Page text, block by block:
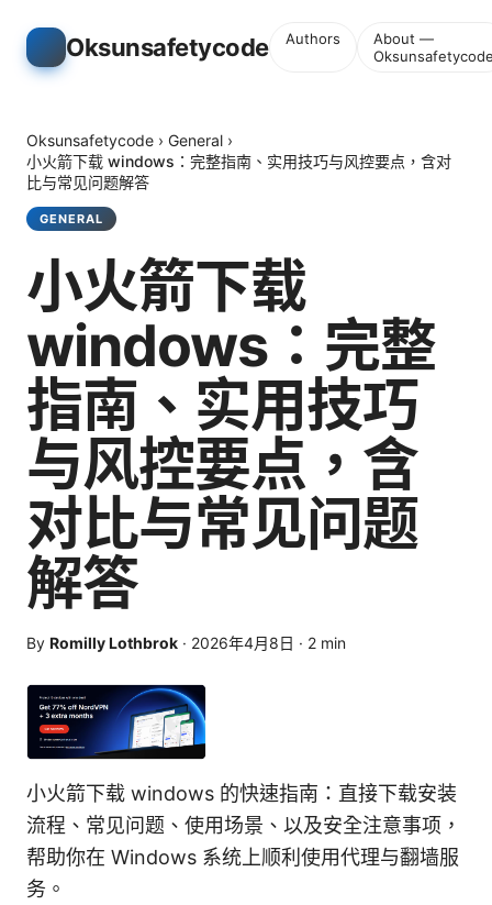
Oksunsafetycode Authors
About —
Oksunsafetycode › General ›
小火箭下载 windows：完整指南、实用技巧与风控要点，含对
比与常见问题解答
GENERAL
小火箭下载
windows：完整
指南、实用技巧
与风控要点，含
对比与常见问题
解答
By Romilly Lothbrok · 2026年4月8日 · 2 min
小火箭下载 windows 的快速指南：直接下载安装
流程、常见问题、使用场景、以及安全注意事项，
帮助你在 Windows 系统上顺利使用代理与翻墙服
务。